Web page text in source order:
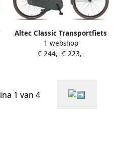
Altec Classic Transportfiets
Damesfiets 28 inch 53 cm
Army Green
1 webshop
€ 244,- € 223,-
1 van 4